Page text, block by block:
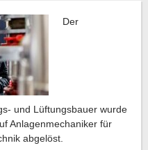
Der
und Lüftungsbauer wurde
Anlagenmechaniker für
abgelöst.